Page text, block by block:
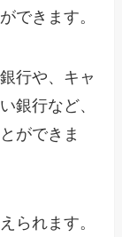
できます。
行や、キャ
銀行など、
ができま
られます。